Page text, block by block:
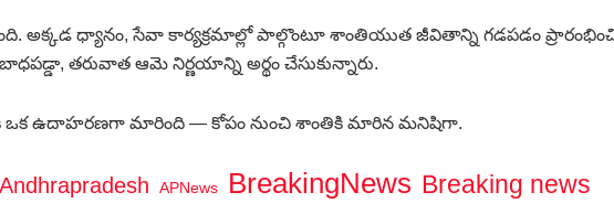
అక్కడ ధ్యానం, సేవా కార్యక్రమాల్లో పాల్గొంటూ శాంతియుత జీవితాన్ని గడపడం
తరువాత ఆమె నిర్ణయాన్ని అర్థం చేసుకున్నారు.
ఒక ఉదాహరణగా మారింది — కోపం నుంచి శాంతికి మారిన మనిషిగా.
Andhrapradesh APNews BreakingNews Breaking news